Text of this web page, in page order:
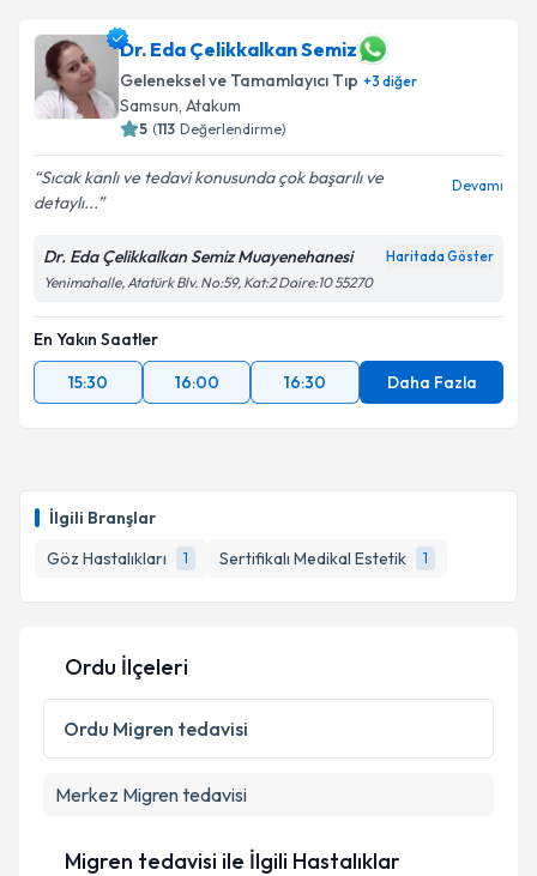
İlgili Branşlar
Göz Hastalıkları
1 Sertifikalı Medikal Estetik 1
takvim hazırlandığında e-posta ile bilgilendireceğiz.
E-posta Adresiniz
kapsamda işlenmesini kabul ediyorum.
Dr. Eda Çelikkalkan Semiz
Geleneksel ve Tamamlayıcı Tıp +3 diğer
Samsun, Atakum
5 (113 Değerlendirme)
Sıcak kanlı ve tedavi konusunda çok başarılı ve
detaylı...
Devamı
Dr. Eda Çelikkalkan Semiz Muayenehanesi Haritada Göster
Yenimahalle, Atatürk Blv. No:59, Kat:2 Daire:10 55270
En Yakın Saatler
15:30
16:00 16:30 Daha Fazla
Ordu İlçeleri
Ordu Migren tedavisi
Merkez Migren tedavisi
Migren tedavisi ile İlgili Hastalıklar